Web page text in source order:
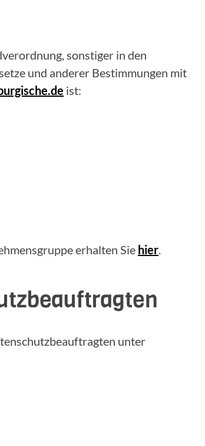
sonstiger in den
und anderer Bestimmungen mit
ist:
erhalten Sie hier.
unter